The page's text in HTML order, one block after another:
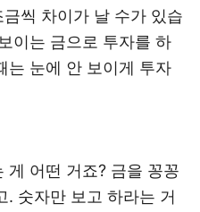
씩 차이가 날 수가 있습
이는 금으로 투자를 하
는 눈에 안 보이게 투자
게 어떤 거죠? 금을 꽁꽁
. 숫자만 보고 하라는 거